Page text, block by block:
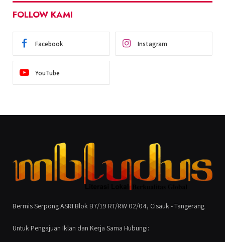
FOLLOW KAMI
Facebook Instagram
YouTube
Bermis Serpong ASRI Blok B7/19 RT/RW 02/04, Cisauk - Tangerang
Untuk Pengajuan Iklan dan Kerja Sama Hubungi: